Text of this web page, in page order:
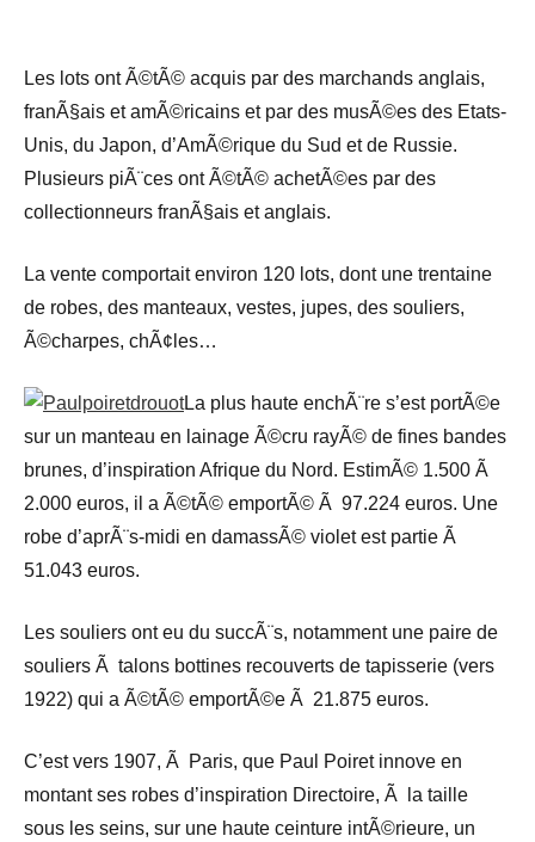
Les lots ont Ã©tÃ© acquis par des marchands anglais,
franÃ§ais et amÃ©ricains et par des musÃ©es des Etats-
Unis, du Japon, d’AmÃ©rique du Sud et de Russie.
Plusieurs piÃ¨ces ont Ã©tÃ© achetÃ©es par des
collectionneurs franÃ§ais et anglais.
La vente comportait environ 120 lots, dont une trentaine
de robes, des manteaux, vestes, jupes, des souliers,
Ã©charpes, chÃ¢les…
La plus haute enchÃ¨re s’est portÃ©e
sur un manteau en lainage Ã©cru rayÃ© de fines bandes
brunes, d’inspiration Afrique du Nord. EstimÃ© 1.500 Ã
2.000 euros, il a Ã©tÃ© emportÃ© Ã 97.224 euros. Une
robe d’aprÃ¨s-midi en damassÃ© violet est partie Ã
51.043 euros.
Les souliers ont eu du succÃ¨s, notamment une paire de
souliers Ã talons bottines recouverts de tapisserie (vers
1922) qui a Ã©tÃ© emportÃ©e Ã 21.875 euros.
C’est vers 1907, Ã Paris, que Paul Poiret innove en
montant ses robes d’inspiration Directoire, Ã la taille
sous les seins, sur une haute ceinture intÃ©rieure, un